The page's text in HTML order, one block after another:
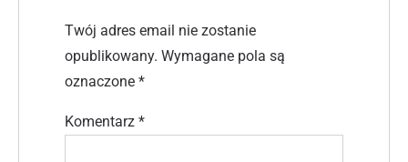
Twój adres email nie zostanie
opublikowany. Wymagane pola są
oznaczone *
Komentarz *